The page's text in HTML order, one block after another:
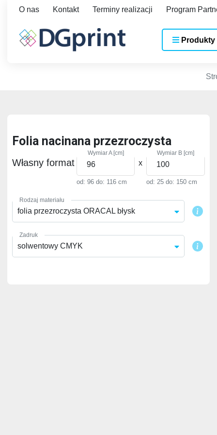
O nas Kontakt Terminy realizacji Program
Produkty
Folia nacinana przezroczysta
Własny format
Wymiar A [cm]
od: 96 do: 116 cm
x
Wymiar B [cm]
od: 25do: 150 cm
Rodzaj materiału
folia przezroczysta ORACAL błysk
Zadruk
solwentowy CMYK